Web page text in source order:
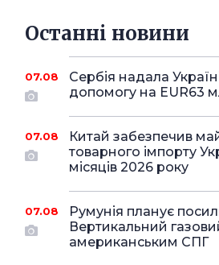
Останнi новини
07.08
Сербія надала
допомогу на EUR63
07.08
Китай забезпечив
товарного імпорту
місяців 2026 року
07.08
Румунія планує
Вертикальний
американським СПГ